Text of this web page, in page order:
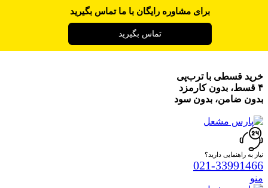
خرید قسطی با ترب‌پی
۴ قسط، بدون کارمزد
بدون ضامن، بدون سود
نیاز به راهنمایی دارید؟
021-33991466
منو
برای مشاوره رایگان با ما تماس بگیرید
تماس بگیرید